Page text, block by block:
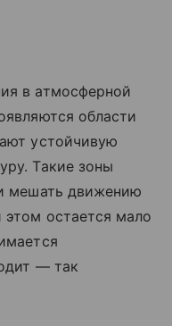
в атмосферной
области
устойчивую
Такие зоны
мешать движению
остается мало
— так